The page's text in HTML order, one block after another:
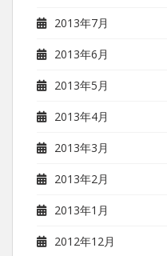
2013年7月
2013年6月
2013年5月
2013年4月
2013年3月
2013年2月
2013年1月
2012年12月